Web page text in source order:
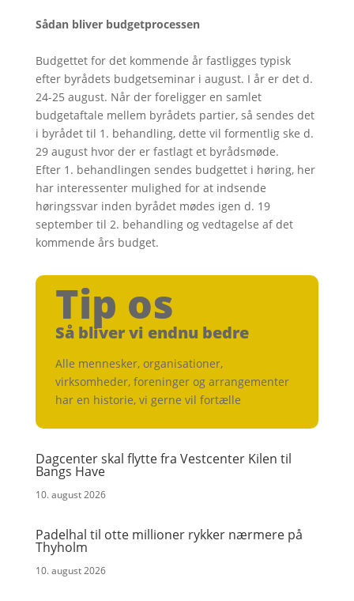
Sådan bliver budgetprocessen
Budgettet for det kommende år fastligges typisk
efter byrådets budgetseminar i august. I år er det d.
24-25 august. Når der foreligger en samlet
budgetaftale mellem byrådets partier, så sendes det
i byrådet til 1. behandling, dette vil formentlig ske d.
29 august hvor der er fastlagt et byrådsmøde.
Efter 1. behandlingen sendes budgettet i høring, her
har interessenter mulighed for at indsende
høringssvar inden byrådet mødes igen d. 19
september til 2. behandling og vedtagelse af det
kommende års budget.
Tip os
Så bliver vi endnu bedre
Alle mennesker, organisationer,
virksomheder, foreninger og arrangementer
har en historie, vi gerne vil fortælle
Dagcenter skal flytte fra Vestcenter Kilen til
Bangs Have
10. august 2026
Padelhal til otte millioner rykker nærmere på
Thyholm
10. august 2026